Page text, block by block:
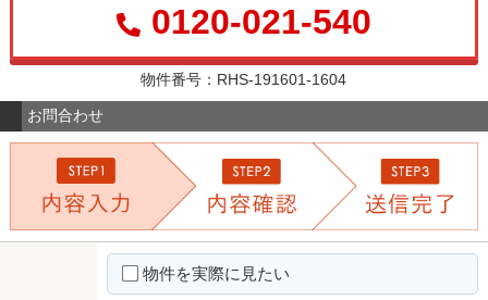
0120-021-540
物件番号：RHS-191601-1604
お問合わせ
物件を実際に見たい